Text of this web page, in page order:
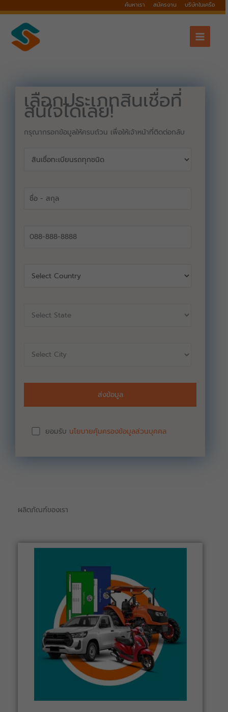
to
content
ค้นหาเรา สมัครงาน บริษัทในเครือ
เลือกประเภทสินเชื่อที่
สนใจได้เลย!
กรุณากรอกข้อมูลให้ครบถ้วน เพื่อให้เจ้าหน้าที่ติดต่อกลับ
ยอมรับ นโยบายคุ้มครองข้อมูลส่วนบุคคล
ผลิตภัณฑ์ของเรา